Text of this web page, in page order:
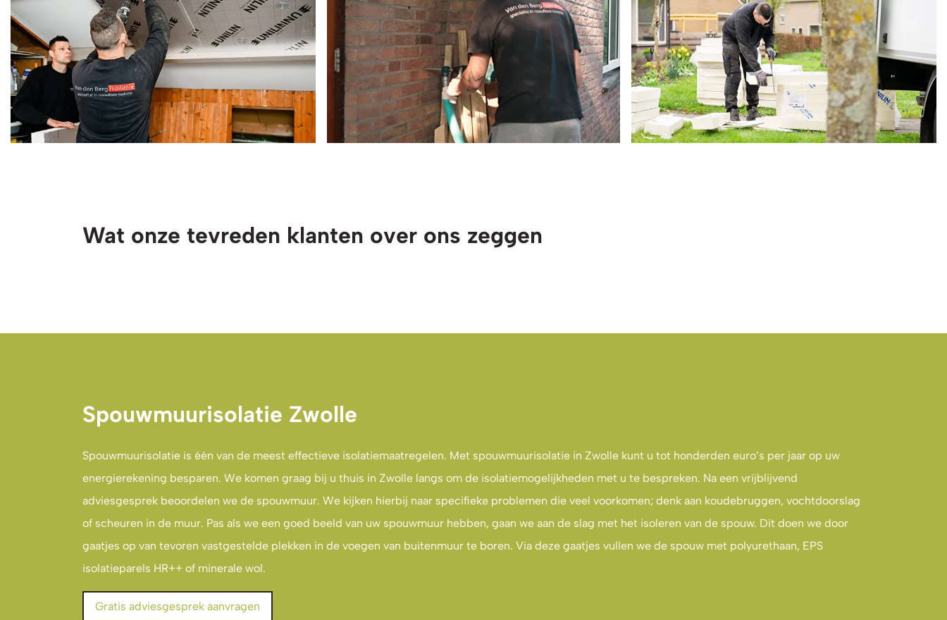
Wat onze tevreden klanten over ons zeggen
Spouwmuurisolatie Zwolle
Spouwmuurisolatie is één van de meest effectieve isolatiemaatregelen. Met spouwmuurisolatie in Zwolle kunt u tot honderden euro’s per jaar op uw
energierekening besparen. We komen graag bij u thuis in Zwolle langs om de isolatiemogelijkheden met u te bespreken. Na een vrijblijvend
adviesgesprek beoordelen we de spouwmuur. We kijken hierbij naar specifieke problemen die veel voorkomen; denk aan koudebruggen, vochtdoorslag
of scheuren in de muur. Pas als we een goed beeld van uw spouwmuur hebben, gaan we aan de slag met het isoleren van de spouw. Dit doen we door
gaatjes op van tevoren vastgestelde plekken in de voegen van buitenmuur te boren. Via deze gaatjes vullen we de spouw met polyurethaan, EPS
isolatieparels HR++ of minerale wol.
Gratis adviesgesprek aanvragen